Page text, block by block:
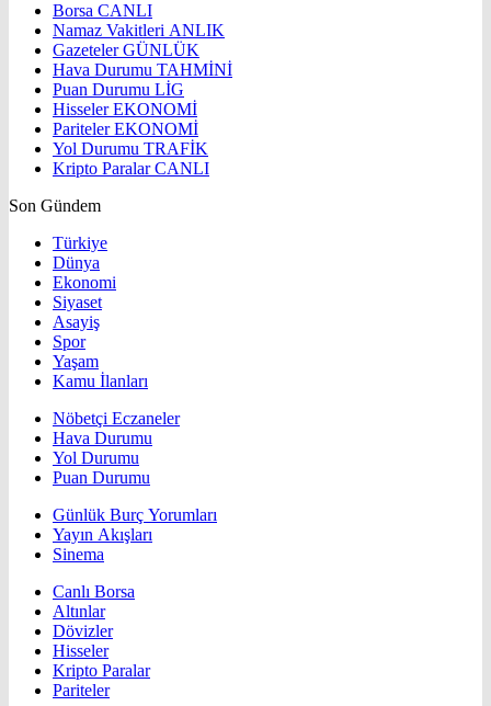
Borsa CANLI
Namaz Vakitleri ANLIK
GazetelerGÜNLÜK
Hava Durumu TAHMİNİ
Puan Durumu LİG
HisselerEKONOMİ
ParitelerEKONOMİ
Yol Durumu TRAFİK
Kripto ParalarCANLI
Son Gündem
Türkiye
Dünya
Ekonomi
Siyaset
Asayiş
Spor
Yaşam
Kamu İlanları
Nöbetçi Eczaneler
Hava Durumu
Yol Durumu
Puan Durumu
Günlük Burç Yorumları
Yayın Akışları
Sinema
Canlı Borsa
Altınlar
Dövizler
Hisseler
Kripto Paralar
Pariteler